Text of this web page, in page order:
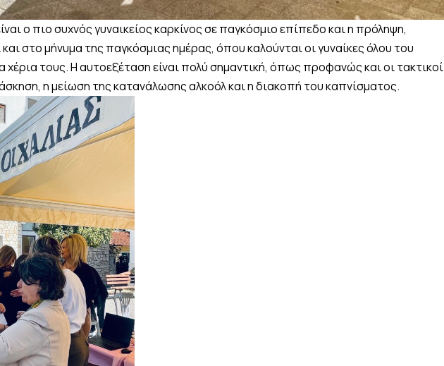
ο πιο συχνός γυναικείος καρκίνος σε παγκόσμιο επίπεδο και η πρόληψη,
στο μήνυμα της παγκόσμιας ημέρας, όπου καλούνται οι γυναίκες όλου του
τους. Η αυτοεξέταση είναι πολύ σημαντική, όπως προφανώς και οι τακτικοί
η μείωση της κατανάλωσης αλκοόλ και η διακοπή του καπνίσματος.